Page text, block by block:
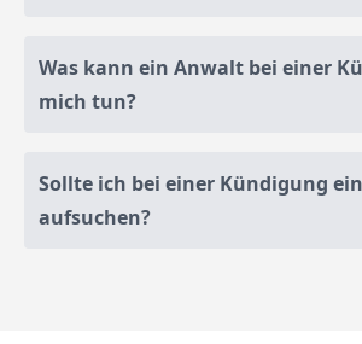
Was kann ein Anwalt bei einer
mich tun?
Sollte ich bei einer Kündigung
aufsuchen?